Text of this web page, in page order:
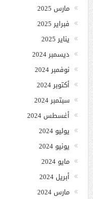
مارس 2025
فبراير 2025
يناير 2025
ديسمبر 2024
نوفمبر 2024
أكتوبر 2024
سبتمبر 2024
أغسطس 2024
يوليو 2024
يونيو 2024
مايو 2024
أبريل 2024
مارس 2024